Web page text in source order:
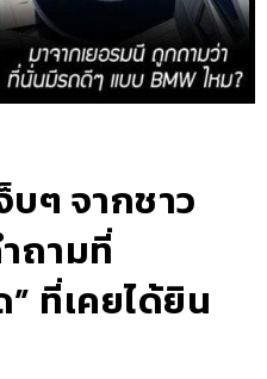
ๆ จากชาว
ถามที่
ที่เคยได้ยิน